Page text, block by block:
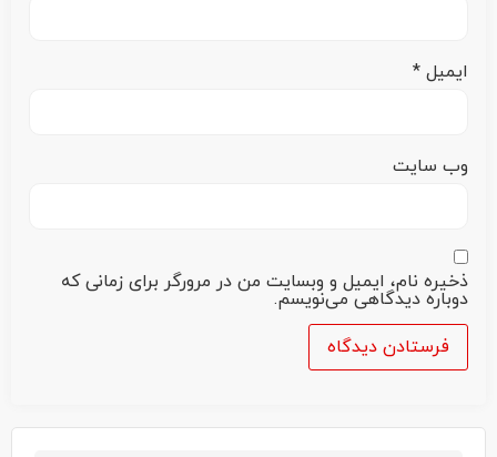
ایمیل *
وب‌ سایت
ذخیره نام، ایمیل و وبسایت من در مرورگر برای زمانی که
دوباره دیدگاهی می‌نویسم.